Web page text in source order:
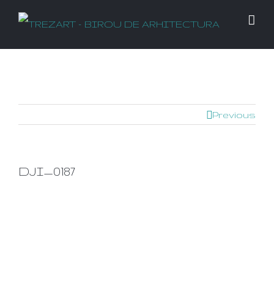
Previous
DJI_0187